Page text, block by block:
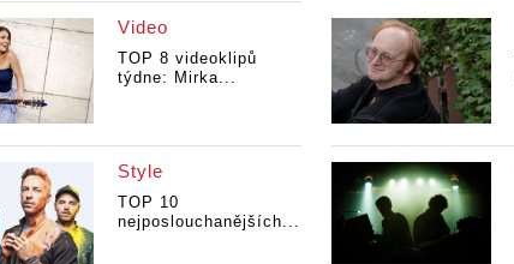
Video
TOP 8 videoklipů
týdne: Mirka...
Style
TOP 10
nejposlouchanějších...